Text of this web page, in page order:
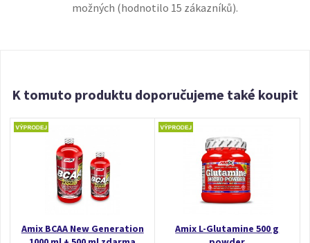
možných (hodnotilo 15 zákazníků).
K tomuto produktu doporučujeme také koupit
Amix BCAA New Generation
Amix L-Glutamine 500 g